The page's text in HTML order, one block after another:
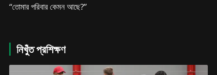
“তোমার পরিবার কেমন আছে?”
নিখুঁত প্রশিক্ষণ